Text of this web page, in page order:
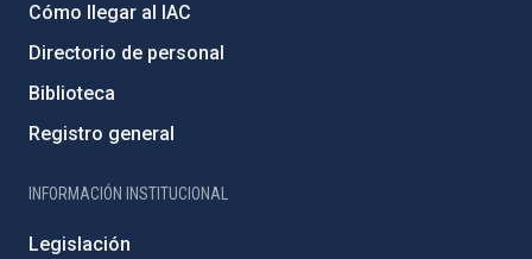
Cómo llegar al IAC
Directorio de personal
Biblioteca
Registro general
INFORMACIÓN INSTITUCIONAL
Legislación